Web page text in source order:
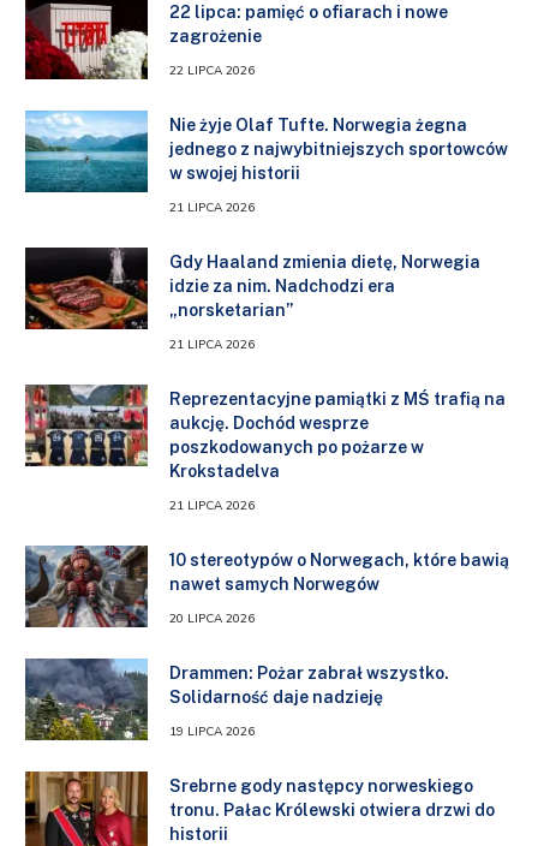
22 lipca: pamięć o ofiarach i nowe
zagrożenie
22 LIPCA 2026
Nie żyje Olaf Tufte. Norwegia żegna
jednego z najwybitniejszych sportowców
w swojej historii
21 LIPCA 2026
Gdy Haaland zmienia dietę, Norwegia
idzie za nim. Nadchodzi era
„norsketarian”
21 LIPCA 2026
Reprezentacyjne pamiątki z MŚ trafią na
aukcję. Dochód wesprze
poszkodowanych po pożarze w
Krokstadelva
21 LIPCA 2026
10 stereotypów o Norwegach, które bawią
nawet samych Norwegów
20 LIPCA 2026
Drammen: Pożar zabrał wszystko.
Solidarność daje nadzieję
19 LIPCA 2026
Srebrne gody następcy norweskiego
tronu. Pałac Królewski otwiera drzwi do
historii